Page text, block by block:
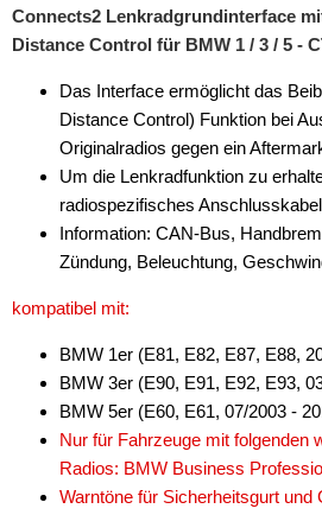
Connects2 Lenkradgrundinterface
Distance Control für BMW 1 / 3 / 5 -
Das Interface ermöglicht das
Distance Control) Funktion bei
Originalradios gegen ein
Um die Lenkradfunktion zu
radiospezifisches
Information: CAN-Bus,
Zündung, Beleuchtung,
kompatibel mit:
BMW 1er (E81, E82, E87, E88,
BMW 3er (E90, E91, E92, E93,
BMW 5er (E60, E61, 07/2003 -
Nur für Fahrzeuge mit folgenden
Radios: BMW Business
Warntöne für Sicherheitsgurt und